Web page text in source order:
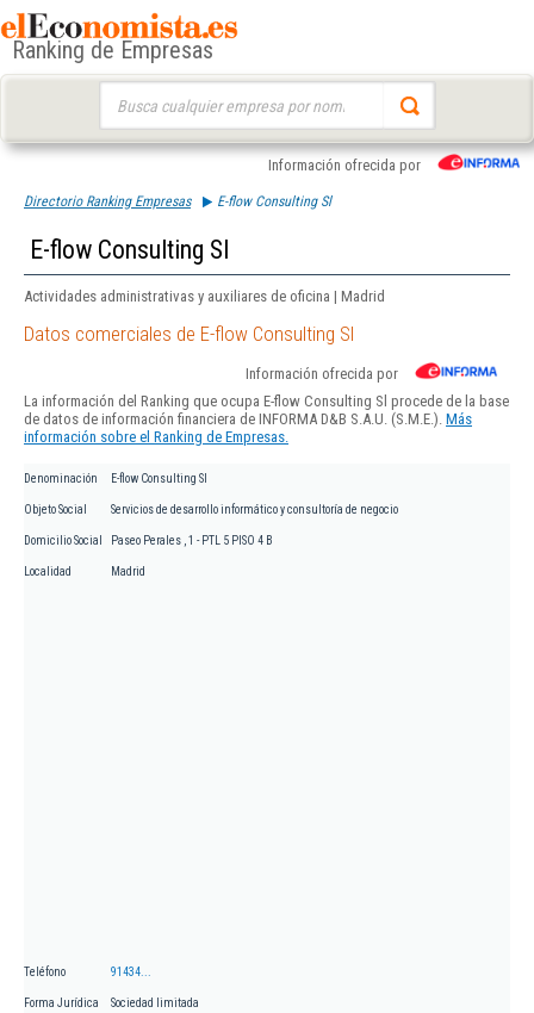
Ranking de Empresas
Información ofrecida por
Directorio Ranking Empresas E-flow Consulting Sl
E-flow Consulting Sl
Actividades administrativas y auxiliares de oficina | Madrid
Datos comerciales de E-flow Consulting Sl
Información ofrecida por
La información del Ranking que ocupa E-flow Consulting Sl procede de la base
de datos de información financiera de INFORMA D&B S.A.U. (S.M.E.). Más
información sobre el Ranking de Empresas.
Denominación E-flow Consulting Sl
Objeto Social Servicios de desarrollo informático y consultoría de negocio
Domicilio Social Paseo Perales , 1 - PTL 5 PISO 4 B
Localidad Madrid
Teléfono 91434...
Forma Jurídica Sociedad limitada